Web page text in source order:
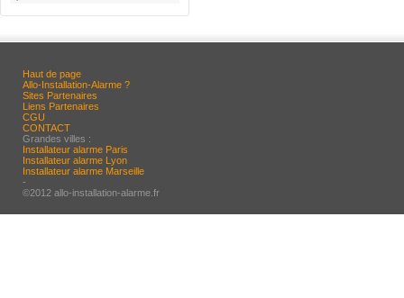
Haut de page
Allo-Installation-Alarme ?
Sites Partenaires
Liens Partenaires
CGU
CONTACT
Grandes villes :
Installateur alarme Paris
Installateur alarme Lyon
Installateur alarme Marseille
-
©2012 allo-installation-alarme.fr